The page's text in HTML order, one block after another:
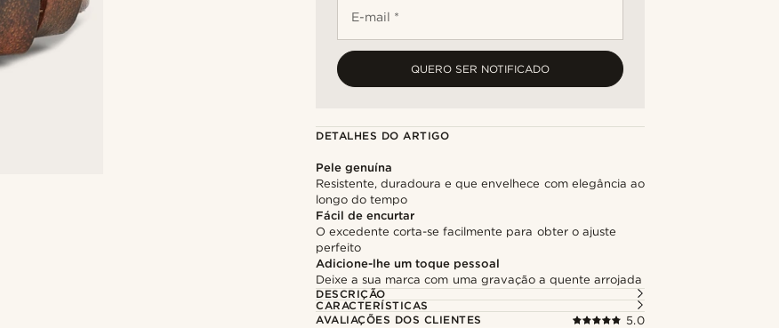
E-mail *
QUERO SER NOTIFICADO
DETALHES DO ARTIGO
Pele genuína
Resistente, duradoura e que envelhece com elegância ao
longo do tempo
Fácil de encurtar
O excedente corta-se facilmente para obter o ajuste
perfeito
Adicione-lhe um toque pessoal
Deixe a sua marca com uma gravação a quente arrojada
DESCRIÇÃO
CARACTERÍSTICAS
AVALIAÇÕES DOS CLIENTES
5.0